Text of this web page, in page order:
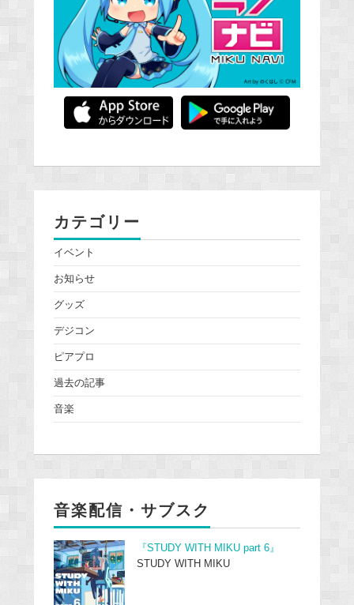
カテゴリー
イベント
お知らせ
グッズ
デジコン
ピアプロ
過去の記事
音楽
音楽配信・サブスク
『STUDY WITH MIKU part 6』
STUDY WITH MIKU